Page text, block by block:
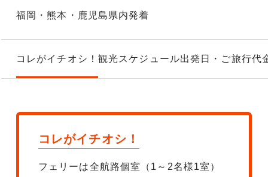
福岡・熊本・鹿児島県内発着
コレがイチオシ！ 観光スケジュール出発日・ご旅行代
コレがイチオシ！
フェリーは全航路個室（1～2名様1室）